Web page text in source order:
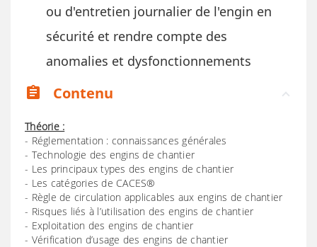
ou d'entretien journalier de l'engin en
sécurité et rendre compte des
anomalies et dysfonctionnements
assignment
Contenu
Théorie :
- Réglementation : connaissances générales
- Technologie des engins de chantier
- Les principaux types des engins de chantier
- Les catégories de CACES®
- Règle de circulation applicables aux engins de chantier
- Risques liés à l’utilisation des engins de chantier
- Exploitation des engins de chantier
- Vérification d’usage des engins de chantier